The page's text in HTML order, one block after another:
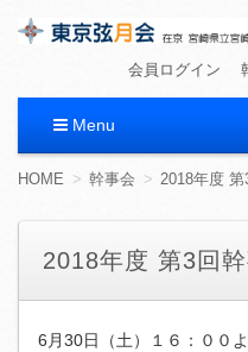
東京弦月会
在京 宮崎県立宮崎大宮
会員ログイン
Menu
コ
ツ
動
HOME 幹事会 2018年度
2018年度 第3回
6月30日（土）１６：００